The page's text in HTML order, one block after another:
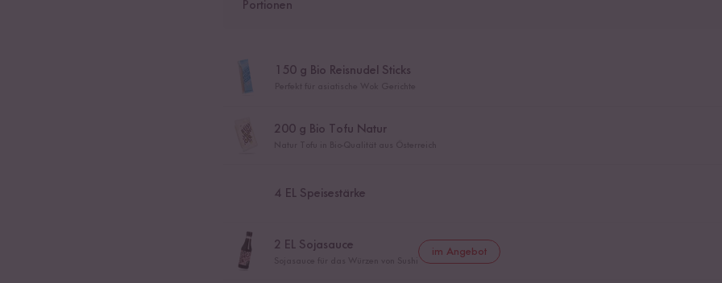
Portionen
150g Bio Reisnudel Sticks
200g Bio Tofu Natur
4 EL Speisestärke
2 EL Sojasauce im Angebot